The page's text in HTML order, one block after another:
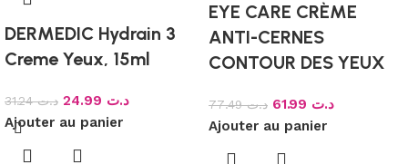
DERMEDIC Hydrain 3
Creme Yeux, 15ml
د.ت31.24 د.ت
Ajouter au panier
EYE CARE CRÈME
ANTI-CERNES
CONTOUR DES YEUX
د.ت77.49 د.ت
Ajouter au panier